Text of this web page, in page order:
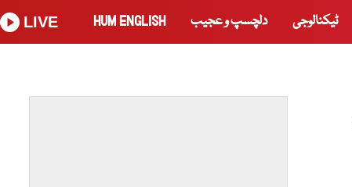
ٹیکنالوجی دلچسپ و عجیب HUM ENGLISH
LIVE